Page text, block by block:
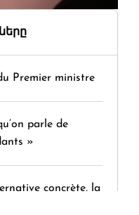
Premier ministre
parle de
»
concrète, la